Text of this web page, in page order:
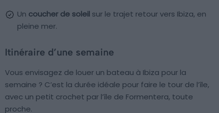
Un coucher de soleil sur le trajet retour vers Ibiza, en
pleine mer.
Itinéraire d’une semaine
Vous envisagez de louer un bateau à Ibiza pour la
semaine ? C’est la durée idéale pour faire le tour de l’île,
avec un petit crochet par l’île de Formentera, toute
proche.